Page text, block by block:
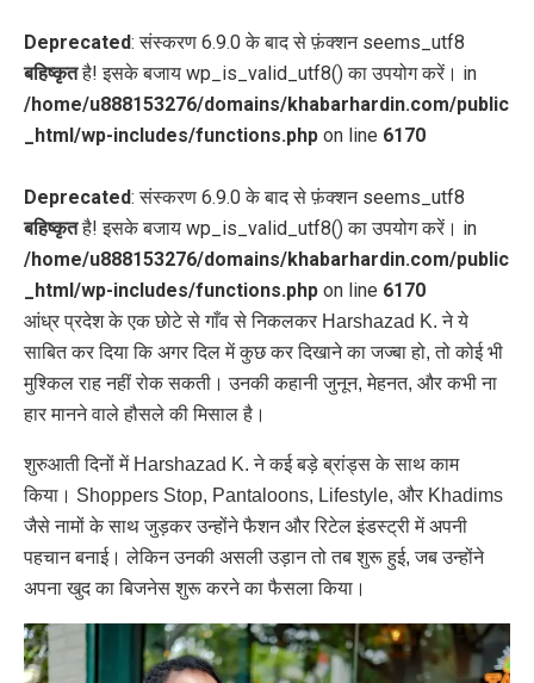
Deprecated: संस्करण 6.9.0 के बाद से फ़ंक्शन seems_utf8
बहिष्कृतहै! इसके बजाय wp_is_valid_utf8() का उपयोग करें। in
/home/u888153276/domains/khabarhardin.com/public
_html/wp-includes/functions.php on line 6170
Deprecated: संस्करण 6.9.0 के बाद से फ़ंक्शन seems_utf8
बहिष्कृतहै! इसके बजाय wp_is_valid_utf8() का उपयोग करें। in
/home/u888153276/domains/khabarhardin.com/public
_html/wp-includes/functions.php on line 6170
आंध्र प्रदेश के एक छोटे से गाँव से निकलकर Harshazad K. ने ये
साबित कर दिया कि अगर दिल में कुछ कर दिखाने का जज्बा हो, तो कोई भी
मुश्किल राह नहीं रोक सकती। उनकी कहानी जुनून, मेहनत, और कभी ना
हार मानने वाले हौसले की मिसाल है।
शुरुआती दिनों में Harshazad K. ने कई बड़े ब्रांड्स के साथ काम
किया। Shoppers Stop, Pantaloons, Lifestyle, और Khadims
जैसे नामों के साथ जुड़कर उन्होंने फैशन और रिटेल इंडस्ट्री में अपनी
पहचान बनाई। लेकिन उनकी असली उड़ान तो तब शुरू हुई, जब उन्होंने
अपना खुद का बिजनेस शुरू करने का फैसला किया।